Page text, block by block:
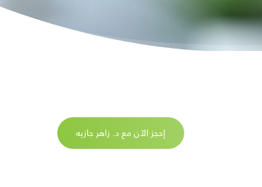
إحجز الآن مع د. زاهر جازيه